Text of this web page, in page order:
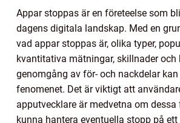
Appar stoppas är en företeelse som
dagens digitala landskap. Med en
vad appar stoppas är, olika typer,
kvantitativa mätningar, skillnader och
genomgång av för- och nackdelar
fenomenet. Det är viktigt att
apputvecklare är medvetna om
kunna hantera eventuella stopp på